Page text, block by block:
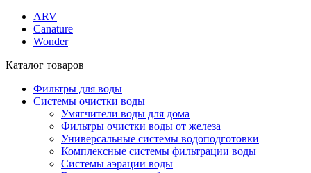
ARV
Canature
Wonder
Каталог товаров
Фильтры для воды
Системы очистки воды
Умягчители воды для дома
Фильтры очистки воды от железа
Универсальные системы водоподготовки
Комплексные системы фильтрации воды
Системы аэрации воды